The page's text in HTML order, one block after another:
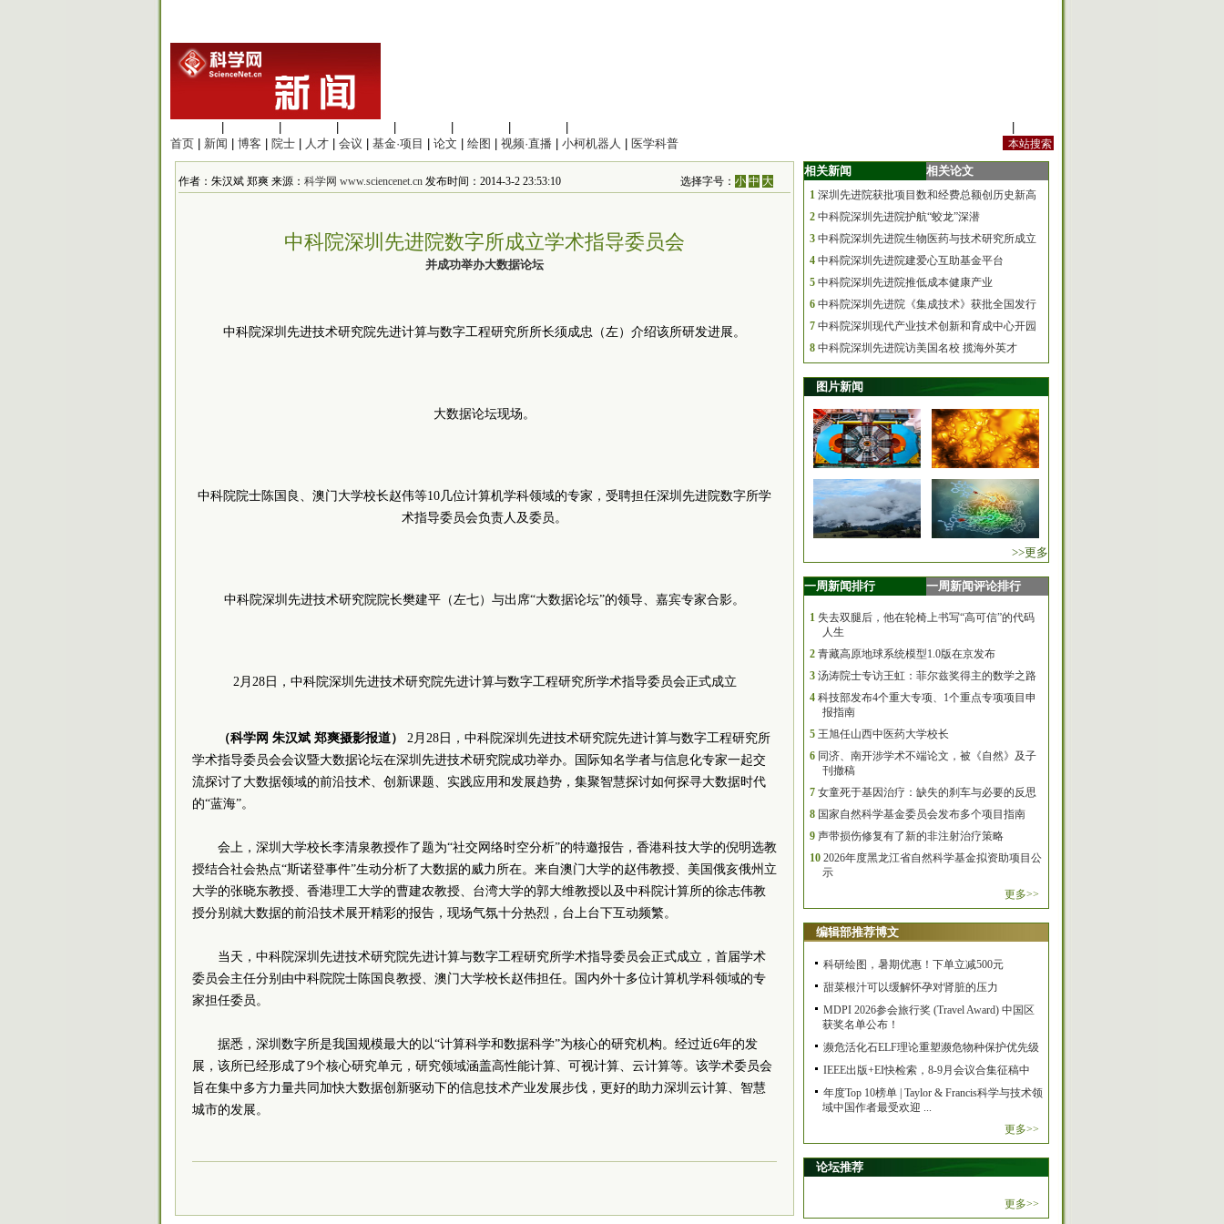
首页
新闻 博客 院士 人才 会议 基金·项目 论文 绘图 视频·直播 小柯机器人 医学科普
作者：朱汉斌 郑爽 来源： 科学网 www.sciencenet.cn 发布时间：2014-3-2 23:53:10 选择字号：小 中 大
中科院深圳先进院数字所成立学术指导委员会
并成功举办大数据论坛
中科院深圳先进技术研究院先进计算与数字工程研究所所长须成忠（左）介绍该所研发进展。
大数据论坛现场。
中科院院士陈国良、澳门大学校长赵伟等10几位计算机学科领域的专家，受聘担任深圳先进院数字所学
术指导委员会负责人及委员。
中科院深圳先进技术研究院院长樊建平（左七）与出席“大数据论坛”的领导、嘉宾专家合影。
2月28日，中科院深圳先进技术研究院先进计算与数字工程研究所学术指导委员会正式成立
（科学网 朱汉斌 郑爽摄影报道）
2月28日，中科院深圳先进技术研究院先进计算与数字工程研究所
学术指导委员会会议暨大数据论坛在深圳先进技术研究院成功举办。国际知名学者与信息化专家一起交
流探讨了大数据领域的前沿技术、创新课题、实践应用和发展趋势，集聚智慧探讨如何探寻大数据时代
的“蓝海”。
会上，深圳大学校长李清泉教授作了题为“社交网络时空分析”的特邀报告，香港科技大学的倪明选教
授结合社会热点“斯诺登事件”生动分析了大数据的威力所在。来自澳门大学的赵伟教授、美国俄亥俄州立
大学的张晓东教授、香港理工大学的曹建农教授、台湾大学的郭大维教授以及中科院计算所的徐志伟教
授分别就大数据的前沿技术展开精彩的报告，现场气氛十分热烈，台上台下互动频繁。
当天，中科院深圳先进技术研究院先进计算与数字工程研究所学术指导委员会正式成立，首届学术
委员会主任分别由中科院院士陈国良教授、澳门大学校长赵伟担任。国内外十多位计算机学科领域的专
家担任委员。
据悉，深圳数字所是我国规模最大的以“计算科学和数据科学”为核心的研究机构。经过近6年的发
展，该所已经形成了9个核心研究单元，研究领域涵盖高性能计算、可视计算、云计算等。该学术委员会
旨在集中多方力量共同加快大数据创新驱动下的信息技术产业发展步伐，更好的助力深圳云计算、智慧
城市的发展。
相关新闻 相关论文
1 深圳先进院获批项目数和经费总额创历史新高
2 中科院深圳先进院护航“蛟龙”深潜
3 中科院深圳先进院生物医药与技术研究所成立
4 中科院深圳先进院建爱心互助基金平台
5 中科院深圳先进院推低成本健康产业
6 中科院深圳先进院《集成技术》获批全国发行
7 中科院深圳现代产业技术创新和育成中心开园
8 中科院深圳先进院访美国名校 揽海外英才
图片新闻
>>更多
一周新闻排行 一周新闻评论排行
1 失去双腿后，他在轮椅上书写“高可信”的代码
人生
2 青藏高原地球系统模型1.0版在京发布
3 汤涛院士专访王虹：菲尔兹奖得主的数学之路
4 科技部发布4个重大专项、1个重点专项项目申
报指南
5 王旭任山西中医药大学校长
6 同济、南开涉学术不端论文，被《自然》及子
刊撤稿
7 女童死于基因治疗：缺失的刹车与必要的反思
8 国家自然科学基金委员会发布多个项目指南
9 声带损伤修复有了新的非注射治疗策略
10 2026年度黑龙江省自然科学基金拟资助项目公
示
更多>>
编辑部推荐博文
科研绘图，暑期优惠！下单立减500元
甜菜根汁可以缓解怀孕对肾脏的压力
MDPI 2026参会旅行奖 (Travel Award) 中国区
获奖名单公布！
濒危活化石ELF理论重塑濒危物种保护优先级
IEEE出版+EI快检索，8-9月会议合集征稿中
年度Top 10榜单 | Taylor & Francis科学与技术领
域中国作者最受欢迎 ...
更多>>
论坛推荐
更多>>